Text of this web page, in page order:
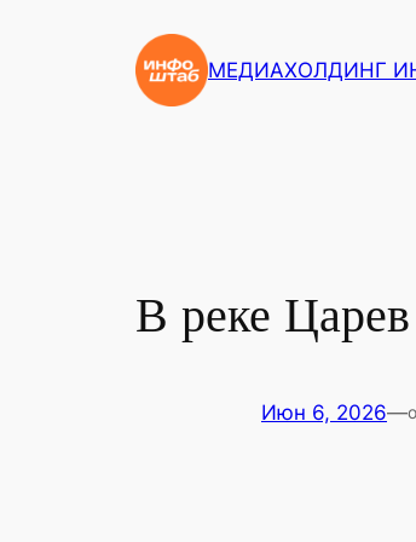
содержимому
МЕДИАХОЛДИНГ
В реке
Июн 6, 2026—